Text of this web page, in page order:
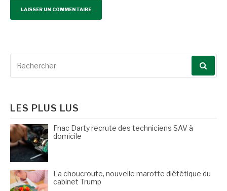
Recherche
LES PLUS LUS
Fnac Darty recrute des techniciens SAV à
domicile
La choucroute, nouvelle marotte diététique du
cabinet Trump